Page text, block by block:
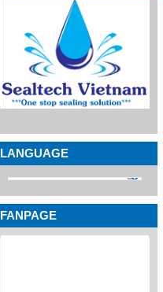
LANGUAGE
FANPAGE